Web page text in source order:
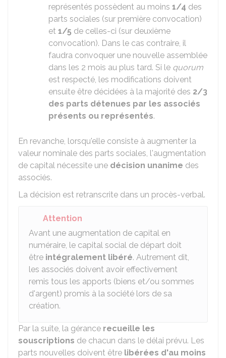
représentés possèdent au moins 1/4 des
parts sociales (sur première convocation)
et 1/5 de celles-ci (sur deuxième
convocation). Dans le cas contraire, il
faudra convoquer une nouvelle assemblée
dans les 2 mois au plus tard. Si le quorum
est respecté, les modifications doivent
ensuite être décidées à la majorité des 2/3
des parts détenues par les associés
présents ou représentés.
En revanche, lorsqu'elle consiste à augmenter la
valeur nominale des parts sociales, l'augmentation
de capital nécessite une décision unanime des
associés.
La décision est retranscrite dans un procès-verbal.
Attention
Avant une augmentation de capital en
numéraire, le capital social de départ doit
être intégralement libéré. Autrement dit,
les associés doivent avoir effectivement
remis tous les apports (biens et/ou sommes
d'argent) promis à la société lors de sa
création.
Par la suite, la gérance recueille les
souscriptions de chacun dans le délai prévu. Les
parts nouvelles doivent être libérées d'au moins